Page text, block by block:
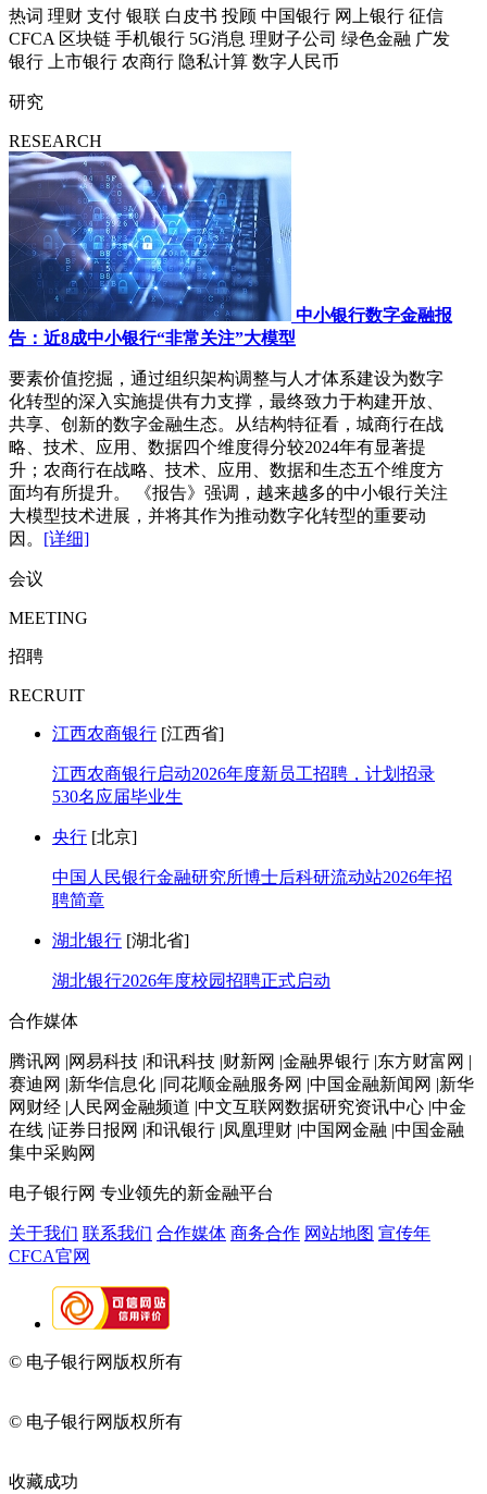
热词 理财 支付 银联 白皮书 投顾 中国银行 网上银行 征信
CFCA 区块链 手机银行 5G消息 理财子公司 绿色金融 广发
银行
上市银行 农商行 隐私计算 数字人民币
研究
RESEARCH
中小银行数字金融报
告：近8成中小银行“非常关注”大模型
要素价值挖掘，通过组织架构调整与人才体系建设为数字
化转型的深入实施提供有力支撑，最终致力于构建开放、
共享、创新的数字金融生态。从结构特征看，城商行在战
略、技术、应用、数据四个维度得分较2024年有显著提
升；农商行在战略、技术、应用、数据和生态五个维度方
面均有所提升。 《报告》强调，越来越多的中小银行关注
大模型技术进展，并将其作为推动数字化转型的重要动
因。 [详细]
会议
MEETING
招聘
RECRUIT
江西农商银行 [江西省]
江西农商银行启动2026年度新员工招聘，计划招录
530名应届毕业生
央行 [北京]
中国人民银行金融研究所博士后科研流动站2026年招
聘简章
湖北银行 [湖北省]
湖北银行2026年度校园招聘正式启动
合作媒体
腾讯网 |网易科技 |和讯科技 |财新网 |金融界银行 |东方财富网 |
赛迪网 |新华信息化 |同花顺金融服务网 |中国金融新闻网 |新华
网财经 |人民网金融频道 |中文互联网数据研究资讯中心 |中金
在线 |证券日报网 |和讯银行 |凤凰理财 |中国网金融 |中国金融
集中采购网
电子银行网 专业领先的新金融平台
关于我们 联系我们 合作媒体 商务合作 网站地图 宣传年
CFCA官网
© 电子银行网版权所有
© 电子银行网版权所有
收藏成功